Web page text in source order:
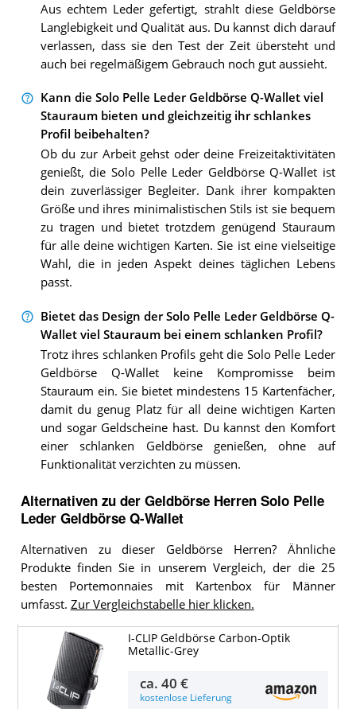
Aus echtem Leder gefertigt, strahlt diese Geldbörse
Langlebigkeit und Qualität aus. Du kannst dich darauf
verlassen, dass sie den Test der Zeit übersteht und
auch bei regelmäßigem Gebrauch noch gut aussieht.
Kann die Solo Pelle Leder Geldbörse Q-Wallet viel
Stauraum bieten und gleichzeitig ihr schlankes
Profil beibehalten?
Ob du zur Arbeit gehst oder deine Freizeitaktivitäten
genießt, die Solo Pelle Leder Geldbörse Q-Wallet ist
dein zuverlässiger Begleiter. Dank ihrer kompakten
Größe und ihres minimalistischen Stils ist sie bequem
zu tragen und bietet trotzdem genügend Stauraum
für alle deine wichtigen Karten. Sie ist eine vielseitige
Wahl, die in jeden Aspekt deines täglichen Lebens
passt.
Bietet das Design der Solo Pelle Leder Geldbörse Q-
Wallet viel Stauraum bei einem schlanken Profil?
Trotz ihres schlanken Profils geht die Solo Pelle Leder
Geldbörse Q-Wallet keine Kompromisse beim
Stauraum ein. Sie bietet mindestens 15 Kartenfächer,
damit du genug Platz für all deine wichtigen Karten
und sogar Geldscheine hast. Du kannst den Komfort
einer schlanken Geldbörse genießen, ohne auf
Funktionalität verzichten zu müssen.
Alternativen zu der Geldbörse Herren Solo Pelle
Leder Geldbörse Q-Wallet
Alternativen zu dieser Geldbörse Herren? Ähnliche
Produkte finden Sie in unserem Vergleich, der die 25
besten Portemonnaies mit Kartenbox für Männer
umfasst. Zur Vergleichstabelle hier klicken.
I-CLIP Geldbörse Carbon-Optik
Metallic-Grey
ca.40 €
kostenlose Lieferung